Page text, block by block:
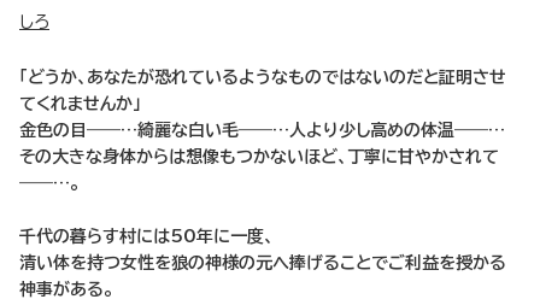
しろ
「どうか、あなたが恐れているようなものではないのだと証明させ
てくれませんか」
金色の目――…綺麗な白い毛――…人より少し高めの体温――…
その大きな身体からは想像もつかないほど、丁寧に甘やかされて
――…。
千代の暮らす村には50年に一度、
清い体を持つ女性を狼の神様の元へ捧げることでご利益を授かる
神事がある。